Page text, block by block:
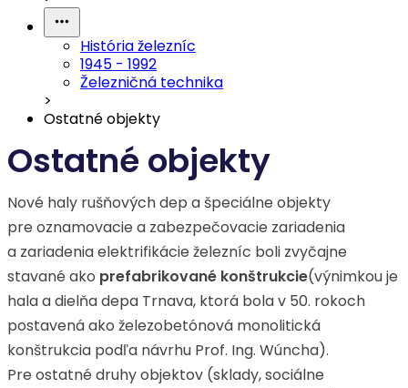
História železníc
1945 - 1992
Železničná technika
>
Ostatné objekty
Ostatné objekty
Nové haly rušňových dep a špeciálne objekty
pre oznamovacie a zabezpečovacie zariadenia
a zariadenia elektrifikácie železníc boli zvyčajne
stavané ako prefabrikované konštrukcie(výnimkou je
hala a dielňa depa Trnava, ktorá bola v 50. rokoch
postavená ako železobetónová monolitická
konštrukcia podľa návrhu Prof. Ing. Wúncha).
Pre ostatné druhy objektov (sklady, sociálne